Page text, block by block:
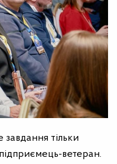
тільки
ветеран.